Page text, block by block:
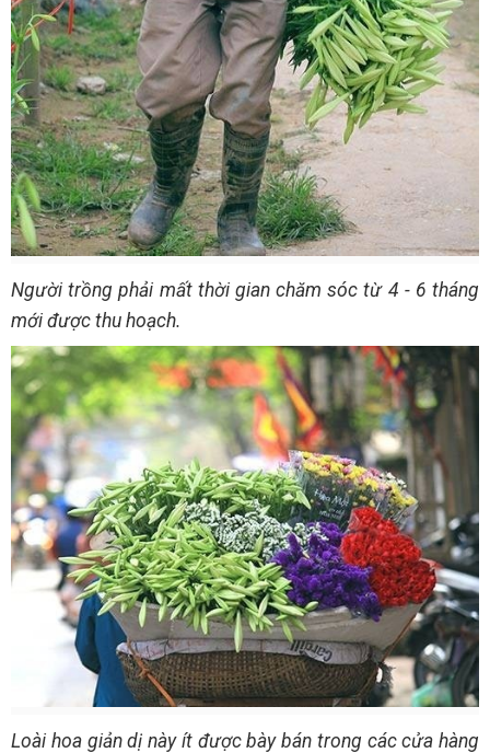
Người trồng phải mất thời gian chăm sóc từ 4 - 6 tháng
mới được thu hoạch.
Loài hoa giản dị này ít được bày bán trong các cửa hàng